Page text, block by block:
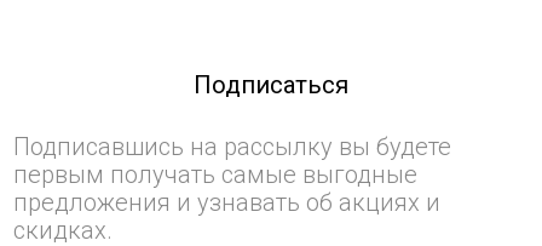
Подписаться
Подписавшись на рассылку вы будете
первым получать самые выгодные
предложения и узнавать об акциях и
скидках.